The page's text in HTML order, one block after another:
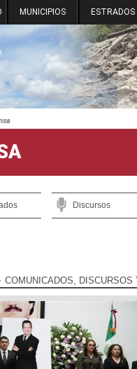
MUNICIPIOS ESTRADOS
Discursos
COMUNICADOS, DISCURSOS